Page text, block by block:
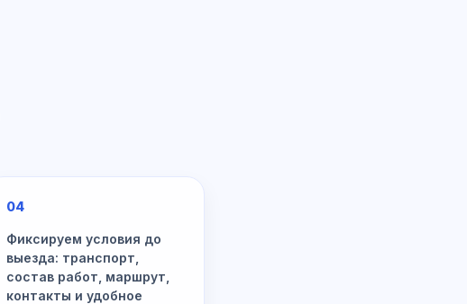
04
Фиксируем условия до
выезда: транспорт,
состав работ, маршрут,
контакты и удобное